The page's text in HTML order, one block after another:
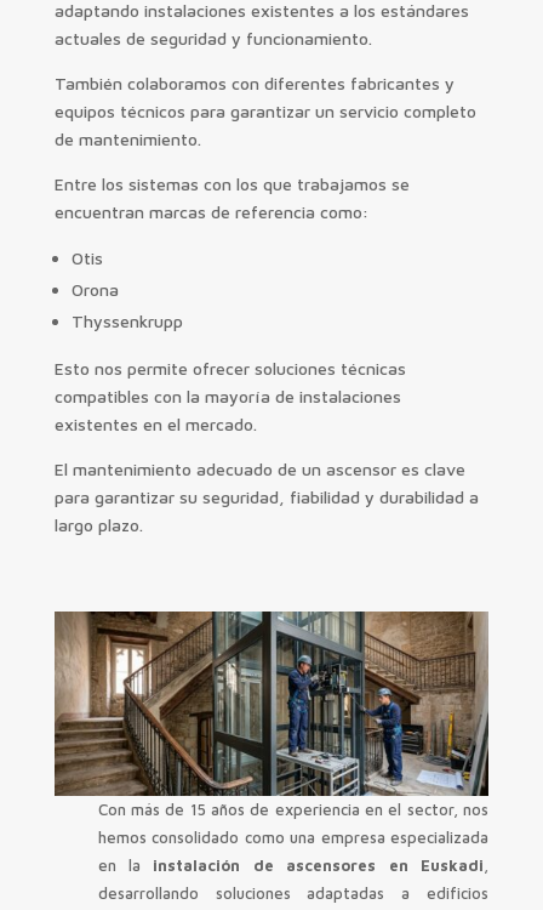
adaptando instalaciones existentes a los estándares
actuales de seguridad y funcionamiento.
También colaboramos con diferentes fabricantes y
equipos técnicos para garantizar un servicio completo
de mantenimiento.
Entre los sistemas con los que trabajamos se
encuentran marcas de referencia como:
Otis
Orona
Thyssenkrupp
Esto nos permite ofrecer soluciones técnicas
compatibles con la mayoría de instalaciones
existentes en el mercado.
El mantenimiento adecuado de un ascensor es clave
para garantizar su seguridad, fiabilidad y durabilidad a
largo plazo.
Con más de 15 años de experiencia en el sector, nos
hemos consolidado como una empresa especializada
en la instalación de ascensores en Euskadi,
desarrollando soluciones adaptadas a edificios